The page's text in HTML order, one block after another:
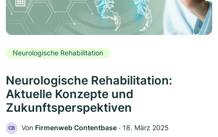
Neurologische Rehabilitation
Neurologische Rehabilitation:
Aktuelle Konzepte und
Zukunftsperspektiven
CB Von Firmenweb Contentbase ‧ 18. März 2025